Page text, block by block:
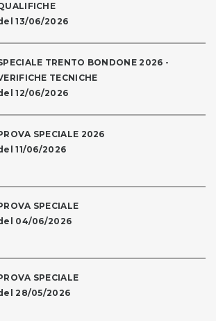
13/06/2026
TRENTO BONDONE 2026 -
TECNICHE
12/06/2026
SPECIALE 2026
11/06/2026
SPECIALE
04/06/2026
SPECIALE
28/05/2026